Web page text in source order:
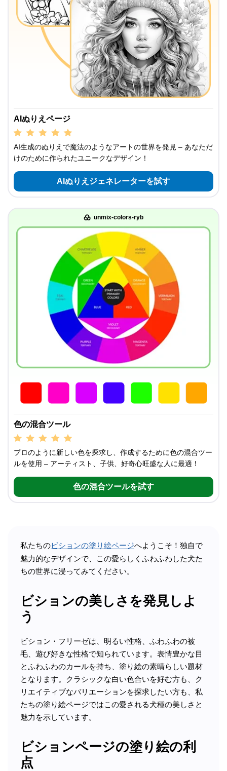
AIぬりえページ
AI生成のぬりえで魔法のようなアートの世界を発見 – あなただ
けのために作られたユニークなデザイン！
AIぬりえジェネレーターを試す
unmix-colors-ryb
色の混合ツール
プロのように新しい色を探求し、作成するために色の混合ツー
ルを使用 – アーティスト、子供、好奇心旺盛な人に最適！
色の混合ツールを試す
私たちのビションの塗り絵ページへようこそ！独自で
魅力的なデザインで、この愛らしくふわふわした犬た
ちの世界に浸ってみてください。
ビションの美しさを発見しよ
う
ビション・フリーゼは、明るい性格、ふわふわの被
毛、遊び好きな性格で知られています。表情豊かな目
とふわふわのカールを持ち、塗り絵の素晴らしい題材
となります。クラシックな白い色合いを好む方も、ク
リエイティブなバリエーションを探求したい方も、私
たちの塗り絵ページではこの愛される犬種の美しさと
魅力を示しています。
ビションページの塗り絵の利
点